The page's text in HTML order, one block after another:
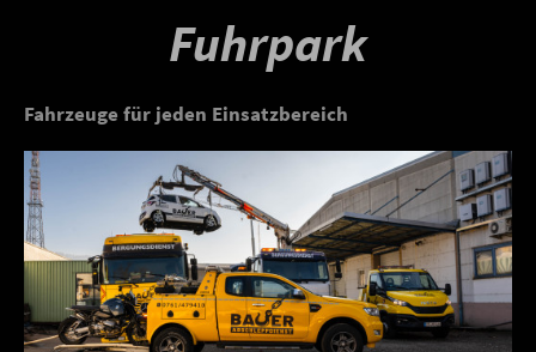
Fuhrpark
Fahrzeuge für jeden Einsatzbereich